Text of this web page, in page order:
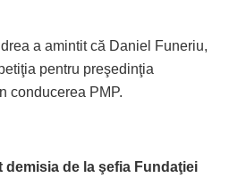
a amintit că Daniel Funeriu,
pentru preşedinţia
conducerea PMP.
demisia de la şefia Fundaţiei